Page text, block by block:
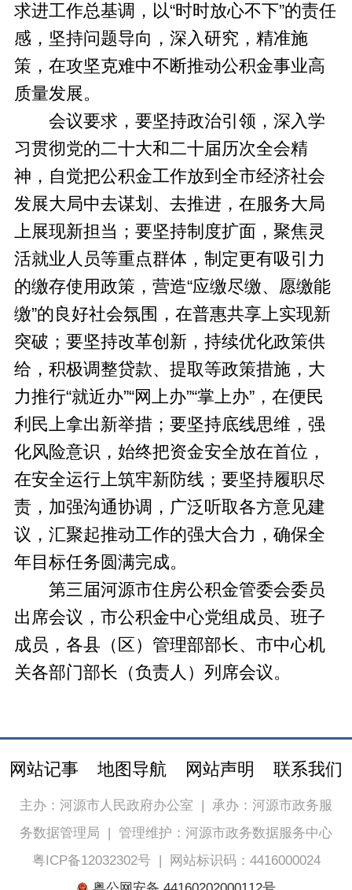
求进工作总基调，以“时时放心不下”的责任
感，坚持问题导向，深入研究，精准施
策，在攻坚克难中不断推动公积金事业高
质量发展。
会议要求，要坚持政治引领，深入学
习贯彻党的二十大和二十届历次全会精
神，自觉把公积金工作放到全市经济社会
发展大局中去谋划、去推进，在服务大局
上展现新担当；要坚持制度扩面，聚焦灵
活就业人员等重点群体，制定更有吸引力
的缴存使用政策，营造“应缴尽缴、愿缴能
缴”的良好社会氛围，在普惠共享上实现新
突破；要坚持改革创新，持续优化政策供
给，积极调整贷款、提取等政策措施，大
力推行“就近办”“网上办”“掌上办”，在便民
利民上拿出新举措；要坚持底线思维，强
化风险意识，始终把资金安全放在首位，
在安全运行上筑牢新防线；要坚持履职尽
责，加强沟通协调，广泛听取各方意见建
议，汇聚起推动工作的强大合力，确保全
年目标任务圆满完成。
第三届河源市住房公积金管委会委员
出席会议，市公积金中心党组成员、班子
成员，各县（区）管理部部长、市中心机
关各部门部长（负责人）列席会议。
网站记事 地图导航 网站声明 联系我们
主办：河源市人民政府办公室 | 承办：河源市政务服
务数据管理局 | 管理维护：河源市政务数据服务中心
粤ICP备12032302号|
网站标识码：4416000024